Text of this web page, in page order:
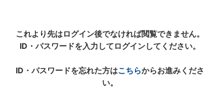
これより先はログイン後でなければ閲覧できません。
ID・パスワードを入力してログインしてください。
ID・パスワードを忘れた方はこちらからお進みくださ
い。